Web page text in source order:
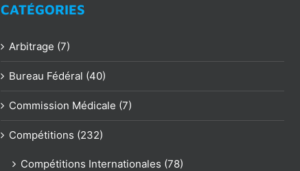
CATÉGORIES
Arbitrage (7)
Bureau Fédéral (40)
Commission Médicale (7)
Compétitions (232)
Compétitions Internationales (78)